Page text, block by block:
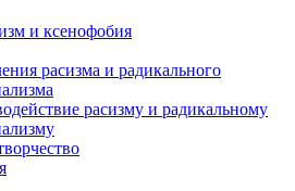
и ксенофобия
расизма и радикального
расизму и радикальному